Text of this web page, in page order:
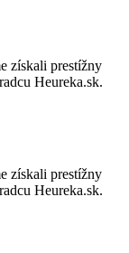
získali prestížny
Heureka.sk.
získali prestížny
Heureka.sk.